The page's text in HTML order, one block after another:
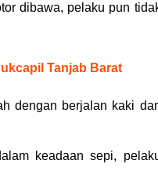
dibawa, pelaku pun
Tanjab Barat
dengan berjalan kaki
keadaan sepi,